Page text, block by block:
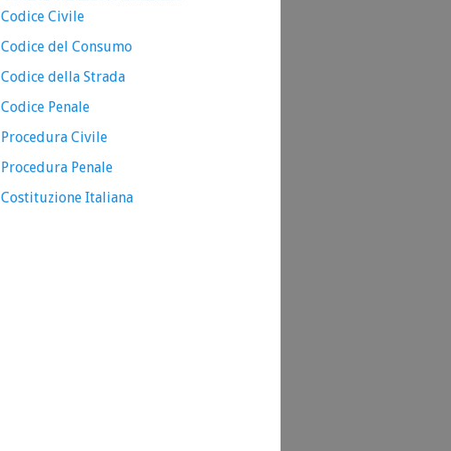
Codice Civile
Codice del Consumo
Codice della Strada
Codice Penale
Procedura Civile
Procedura Penale
Costituzione Italiana